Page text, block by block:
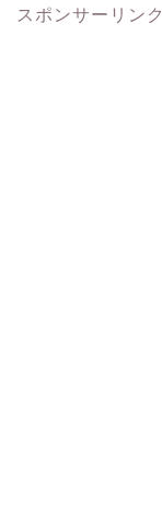
スポンサーリンク